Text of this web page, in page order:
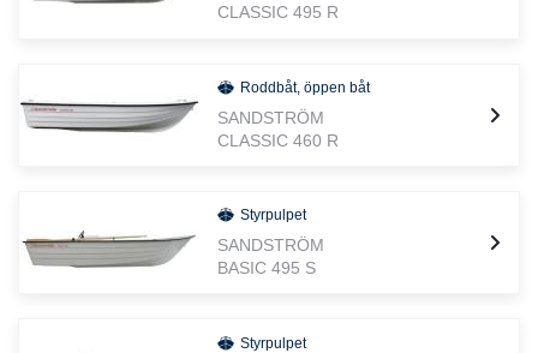
CLASSIC 495 R
Roddbåt, öppen båt
SANDSTRÖM
CLASSIC 460 R
Styrpulpet
SANDSTRÖM
BASIC 495 S
Styrpulpet